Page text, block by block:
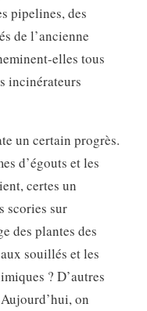
pipelines, des
de l’ancienne
elles tous
incinérateurs
un certain progrès.
d’égouts et les
certes un
scories sur
des plantes des
souillés et les
? D’autres
on